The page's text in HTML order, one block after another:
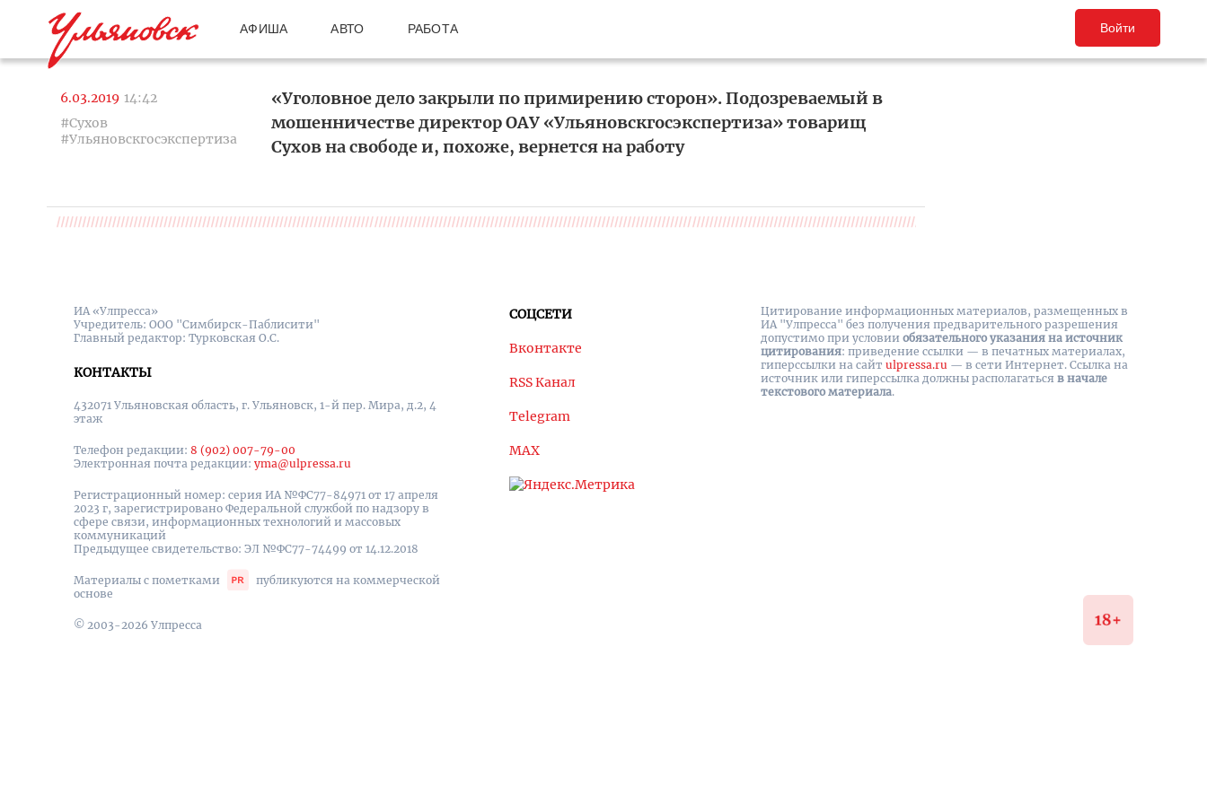
АФИША АВТО РАБОТА Войти
6.03.2019 14:42
#Сухов
#Ульяновскгосэкспертиза
«Уголовное дело закрыли по примирению сторон». Подозреваемый в
мошенничестве директор ОАУ «Ульяновскгосэкспертиза» товарищ
Сухов на свободе и, похоже, вернется на работу
ИА «Улпресса»
Учредитель: ООО "Симбирск-Паблисити"
Главный редактор: Турковская О.С.
КОНТАКТЫ
432071 Ульяновская область, г. Ульяновск, 1-й пер. Мира, д.2, 4
этаж
Телефон редакции: 8 (902) 007-79-00
Электронная почта редакции: yma@ulpressa.ru
Регистрационный номер: серия ИА №ФС77-84971 от 17 апреля
2023 г, зарегистрировано Федеральной службой по надзору в
сфере связи, информационных технологий и массовых
коммуникаций
Предыдущее свидетельство: ЭЛ №ФС77-74499 от 14.12.2018
Материалы с пометками
публикуются на коммерческой
основе
© 2003-2026 Улпресса
СОЦСЕТИ
Вконтакте
RSS Канал
Telegram
MAX
Цитирование информационных материалов, размещенных в
ИА "Улпресса" без получения предварительного разрешения
допустимо при условии обязательного указания на источник
цитирования: приведение ссылки — в печатных материалах,
гиперссылки на cайт ulpressa.ru — в сети Интернет. Ссылка на
источник или гиперссылка должны располагаться в начале
текстового материала.